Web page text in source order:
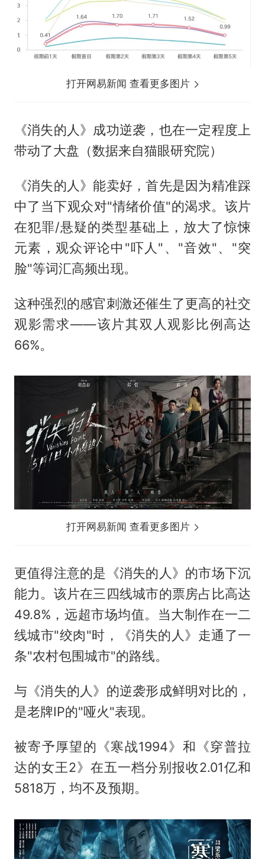
打开网易新闻 查看更多图片
《消失的人》成功逆袭，也在一定程度上
带动了大盘（数据来自猫眼研究院）
《消失的人》能卖好，首先是因为精准踩
中了当下观众对"情绪价值"的渴求。该片
在犯罪/悬疑的类型基础上，放大了惊悚
元素，观众评论中"吓人"、"音效"、"突
脸"等词汇高频出现。
这种强烈的感官刺激还催生了更高的社交
观影需求——该片其双人观影比例高达
66%。
打开网易新闻 查看更多图片
更值得注意的是《消失的人》的市场下沉
能力。该片在三四线城市的票房占比高达
49.8%，远超市场均值。当大制作在一二
线城市"绞肉"时，《消失的人》走通了一
条"农村包围城市"的路线。
与《消失的人》的逆袭形成鲜明对比的，
是老牌IP的"哑火"表现。
被寄予厚望的《寒战1994》和《穿普拉
达的女王2》在五一档分别报收2.01亿和
5818万，均不及预期。